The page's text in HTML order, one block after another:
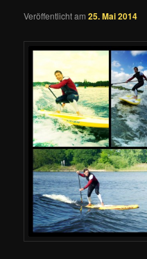
Veröffentlicht am25. Mai 2014